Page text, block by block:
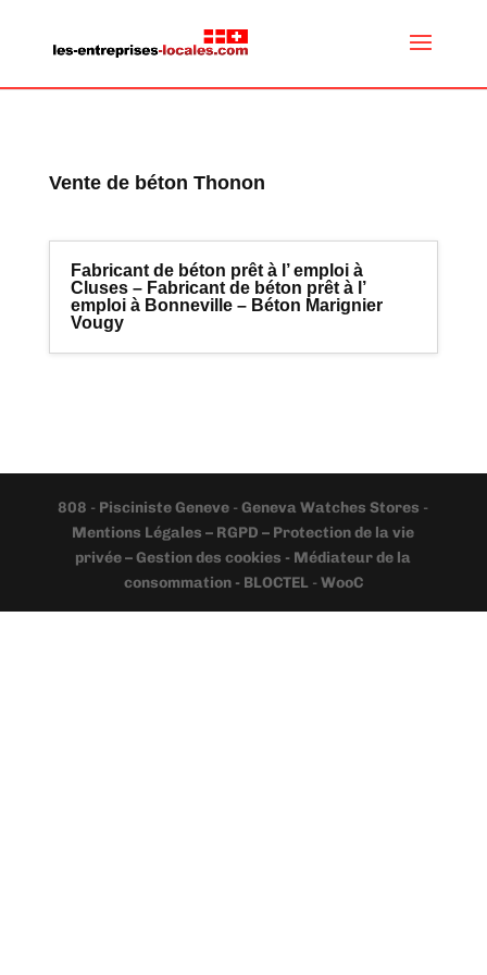
Vente de béton Thonon
Fabricant de béton prêt à l’ emploi à
Cluses – Fabricant de béton prêt à l’
emploi à Bonneville – Béton Marignier
Vougy
808 - Pisciniste Geneve -Geneva Watches Stores -
Mentions Légales – RGPD – Protection de la vie
privée – Gestion des cookies - Médiateur de la
consommation - BLOCTEL -WooC